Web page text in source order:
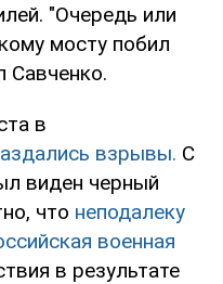
"Очередь или
мосту побил
Савченко.
в
взрывы. С
виден черный
что неподалеку
военная
в результате